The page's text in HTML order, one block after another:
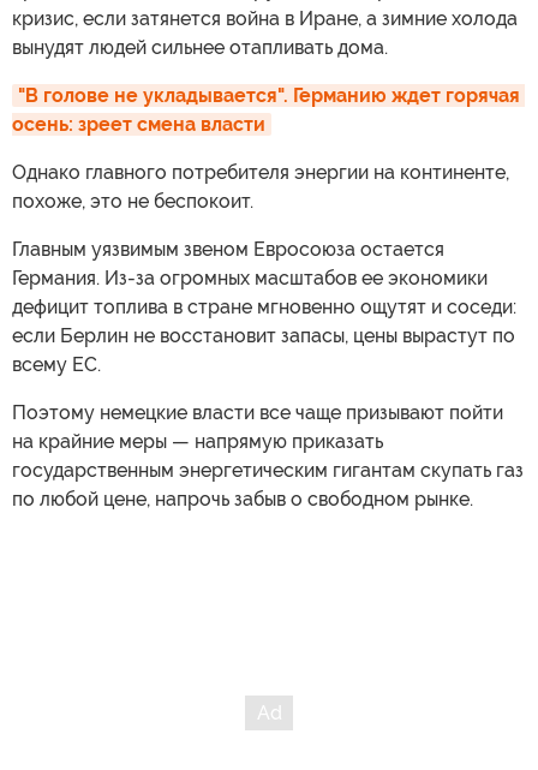
кризис, если затянется война в Иране, а зимние холода
вынудят людей сильнее отапливать дома.
"В голове не укладывается". Германию ждет горячая
осень: зреет смена власти
Однако главного потребителя энергии на континенте,
похоже, это не беспокоит.
Главным уязвимым звеном Евросоюза остается
Германия. Из-за огромных масштабов ее экономики
дефицит топлива в стране мгновенно ощутят и соседи:
если Берлин не восстановит запасы, цены вырастут по
всему ЕС.
Поэтому немецкие власти все чаще призывают пойти
на крайние меры — напрямую приказать
государственным энергетическим гигантам скупать газ
по любой цене, напрочь забыв о свободном рынке.